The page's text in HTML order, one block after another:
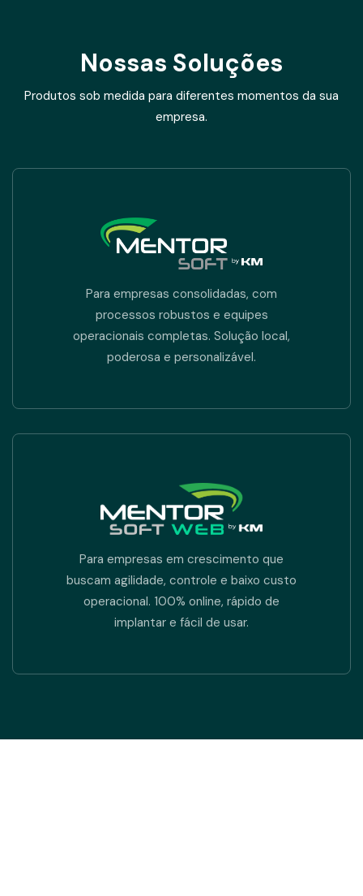
Nossas Soluções
Produtos sob medida para diferentes momentos da sua
empresa.
Para empresas consolidadas, com
processos robustos e equipes
operacionais completas. Solução local,
poderosa e personalizável.
Para empresas em crescimento que
buscam agilidade, controle e baixo custo
operacional. 100% online, rápido de
implantar e fácil de usar.